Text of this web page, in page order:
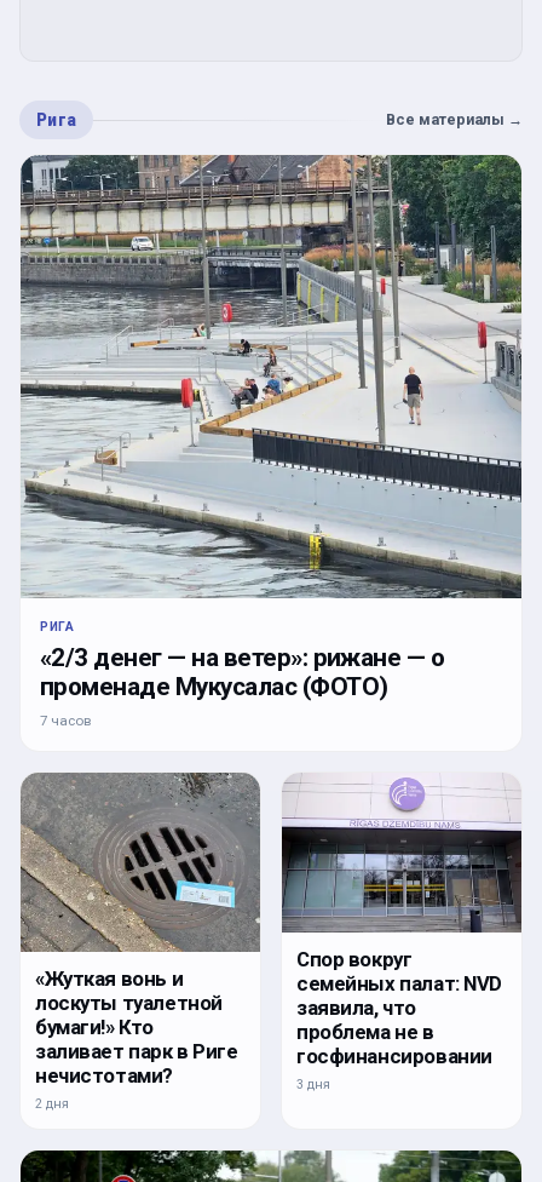
Рига Все материалы →
РИГА
«2/3 денег — на ветер»: рижане — о
променаде Мукусалас (ФОТО)
7 часов
«Жуткая вонь и
лоскуты туалетной
бумаги!» Кто
заливает парк в Риге
нечистотами?
2 дня
Спор вокруг
семейных палат: NVD
заявила, что
проблема не в
госфинансировании
3 дня